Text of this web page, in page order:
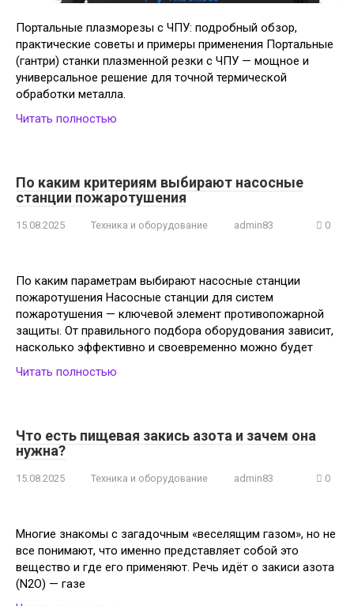
Портальные плазморезы с ЧПУ: подробный обзор,
практические советы и примеры применения Портальные
(гантри) станки плазменной резки с ЧПУ — мощное и
универсальное решение для точной термической
обработки металла.
Читать полностью
По каким критериям выбирают насосные
станции пожаротушения
15.08.2025 Техника и оборудование admin83 0
По каким параметрам выбирают насосные станции
пожаротушения Насосные станции для систем
пожаротушения — ключевой элемент противопожарной
защиты. От правильного подбора оборудования зависит,
насколько эффективно и своевременно можно будет
Читать полностью
Что есть пищевая закись азота и зачем она
нужна?
15.08.2025 Техника и оборудование admin83 0
Многие знакомы с загадочным «веселящим газом», но не
все понимают, что именно представляет собой это
вещество и где его применяют. Речь идёт о закиси азота
(N2O) — газе